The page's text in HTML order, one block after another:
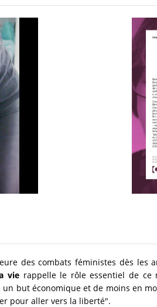
des combats féministes dès les
vierappelle le rôle essentiel de ce
but économique et de moins en
pour aller vers la liberté".